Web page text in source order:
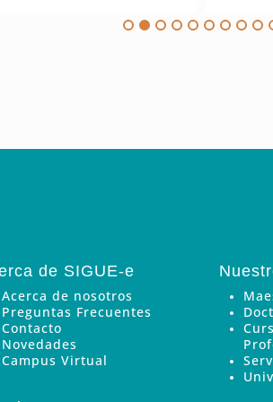
de SIGUE-e
Acerca de nosotros
Preguntas Frecuentes
Contacto
Novedades
Campus Virtual